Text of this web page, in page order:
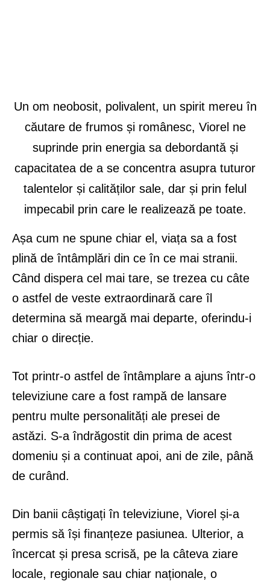
Un om neobosit, polivalent, un spirit mereu în
căutare de frumos și românesc, Viorel ne
suprinde prin energia sa debordantă și
capacitatea de a se concentra asupra tuturor
talentelor și calităților sale, dar și prin felul
impecabil prin care le realizează pe toate.
Așa cum ne spune chiar el, viața sa a fost
plină de întâmplări din ce în ce mai stranii.
Când dispera cel mai tare, se trezea cu câte
o astfel de veste extraordinară care îl
determina să meargă mai departe, oferindu-i
chiar o direcție.
Tot printr-o astfel de întâmplare a ajuns într-o
televiziune care a fost rampă de lansare
pentru multe personalități ale presei de
astăzi. S-a îndrăgostit din prima de acest
domeniu și a continuat apoi, ani de zile, până
de curând.
Din banii câștigați în televiziune, Viorel și-a
permis să își finanțeze pasiunea. Ulterior, a
încercat și presa scrisă, pe la câteva ziare
locale, regionale sau chiar naționale, o